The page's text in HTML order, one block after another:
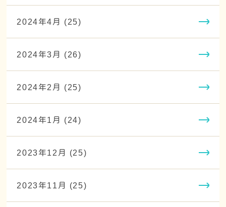
2024年4月 (25)
2024年3月 (26)
2024年2月 (25)
2024年1月 (24)
2023年12月 (25)
2023年11月 (25)